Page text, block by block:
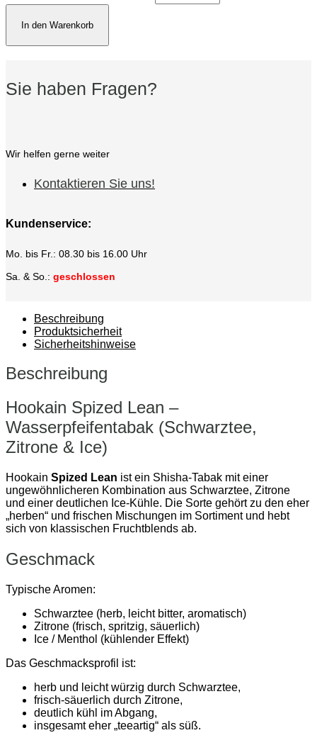
In den Warenkorb
Sie haben Fragen?
Wir helfen gerne weiter
Kontaktieren Sie uns!
Kundenservice:
Mo. bis Fr.: 08.30 bis 16.00 Uhr
Sa. & So.: geschlossen
Beschreibung
Produktsicherheit
Sicherheitshinweise
Beschreibung
Hookain Spized Lean –
Wasserpfeifentabak (Schwarztee,
Zitrone & Ice)
Hookain Spized Lean ist ein Shisha-Tabak mit einer
ungewöhnlicheren Kombination aus Schwarztee, Zitrone
und einer deutlichen Ice-Kühle. Die Sorte gehört zu den eher
„herben“ und frischen Mischungen im Sortiment und hebt
sich von klassischen Fruchtblends ab.
Geschmack
Typische Aromen:
Schwarztee (herb, leicht bitter, aromatisch)
Zitrone (frisch, spritzig, säuerlich)
Ice / Menthol (kühlender Effekt)
Das Geschmacksprofil ist:
herb und leicht würzig durch Schwarztee,
frisch-säuerlich durch Zitrone,
deutlich kühl im Abgang,
insgesamt eher „teeartig“ als süß.